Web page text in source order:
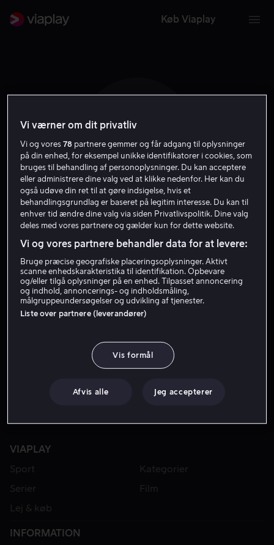
Køb Viaplay
T W
Tom Wheatley
VIAPLAY
Sport
Kategorier
Serier
Film
Lej & køb
INFORMATION
Vi værner om dit privatliv
Vi og vores78 partnere gemmer og får adgang til oplysninger
på din enhed, for eksempel unikke identifikatorer i cookies, som
bruges til behandling af personoplysninger. Du kan acceptere
eller administrere dine valg ved at klikke nedenfor. Her kan du
også udøve din ret til at gøre indsigelse, hvis et
behandlingsgrundlag er baseret på legitim interesse. Du kan til
enhver tid ændre dine valg via siden Privatlivspolitik. Dine valg
deles med vores partnere og gælder kun for dette website.
Vi og vores partnere behandler data for at levere:
Bruge præcise geografiske placeringsoplysninger. Aktivt
scanne enhedskarakteristika til identifikation. Opbevare
og/eller tilgå oplysninger på en enhed. Tilpasset annoncering
og indhold, annoncerings- og indholdsmåling,
målgruppeundersøgelser og udvikling af tjenester.
Liste over partnere (leverandører)
Vis formål
Afvis alle Jeg accepterer